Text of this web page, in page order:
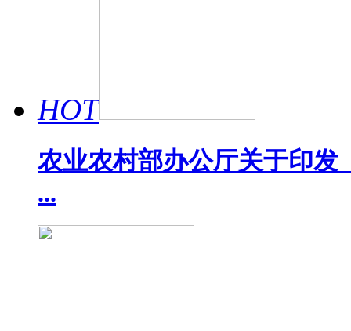
HOT
农业农村部办公厅关于印发
...